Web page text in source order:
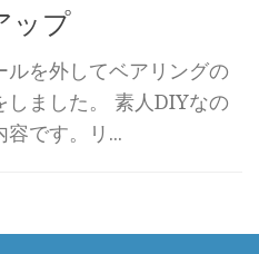
ップ
ルを外してベアリングの
しました。 素人DIYなの
容です。リ...